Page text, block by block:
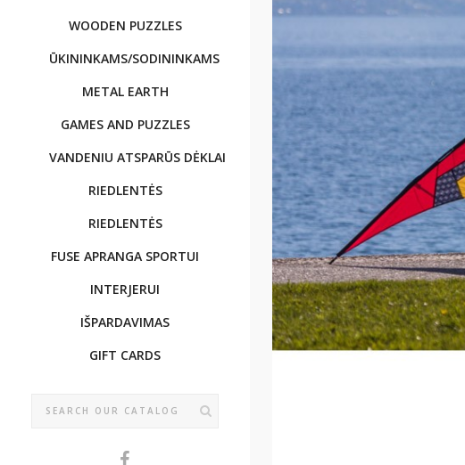
WOODEN PUZZLES
ŪKININKAMS/SODININKAMS
METAL EARTH
GAMES AND PUZZLES
VANDENIU ATSPARŪS DĖKLAI
RIEDLENTĖS
RIEDLENTĖS
FUSE APRANGA SPORTUI
INTERJERUI
IŠPARDAVIMAS
GIFT CARDS